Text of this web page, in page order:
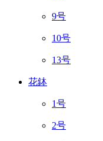
9号
10号
13号
花鉢
1号
2号